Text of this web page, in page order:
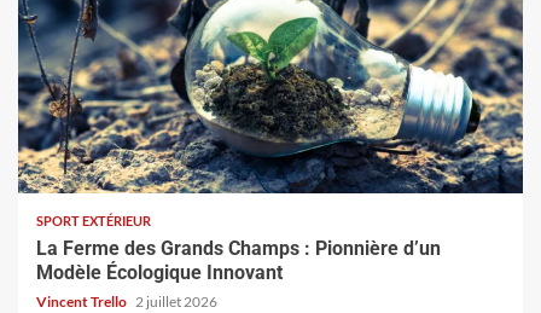
SPORT EXTÉRIEUR
La Ferme des Grands Champs : Pionnière d’un
Modèle Écologique Innovant
Vincent Trello 2 juillet 2026